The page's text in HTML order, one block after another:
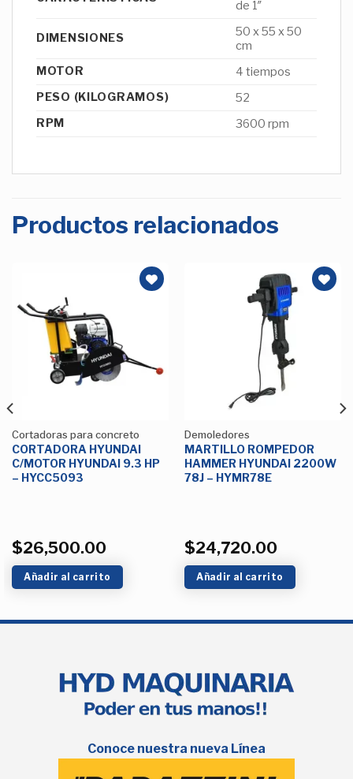
de 1″
DIMENSIONES
50 x 55 x 50
cm
MOTOR
4 tiempos
PESO (KILOGRAMOS)
52
RPM
3600 rpm
Productos relacionados
Cortadoras para concreto
CORTADORA HYUNDAI
C/MOTOR HYUNDAI 9.3 HP
– HYCC5093
$26,500.00
Añadir al carrito
Demoledores
MARTILLO ROMPEDOR
HAMMER HYUNDAI 2200W
78J – HYMR78E
$24,720.00
Añadir al carrito
Conoce nuestra nueva Línea